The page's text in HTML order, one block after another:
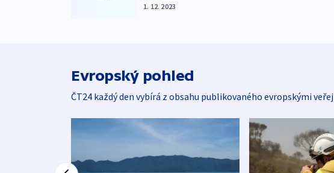
1. 12. 2023
Evropský pohled
ČT24 každý den vybírá z obsahu publikovaného evropskými